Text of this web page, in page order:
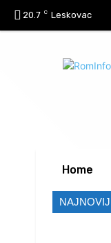
20.7 C Leskovac
Home